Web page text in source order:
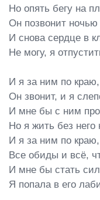
Но опять бегу на
Он позвонит
И снова сердце в
Не могу, я
И я за ним по
Он звонит, и я
И мне бы с ним
Но я жить без него
И я за ним по
Все обиды и всё,
И мне бы стать
Я попала в его